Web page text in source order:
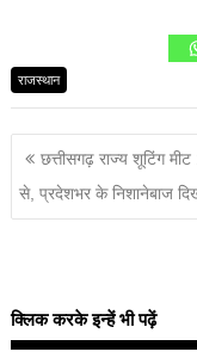
राजस्थान
छत्तीसगढ़ राज्य शूटिंग
से, प्रदेशभर के निशानेबाज
क्लिक करके इन्हें भी पढ़ें